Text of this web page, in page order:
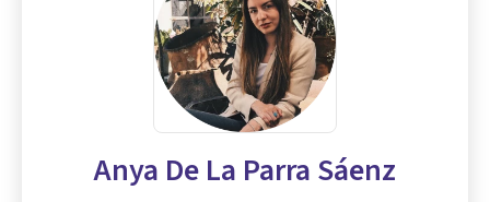
Anya De La Parra Sáenz